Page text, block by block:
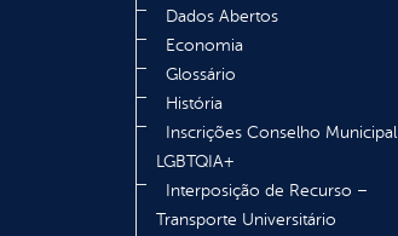
Dados Abertos
Economia
Glossário
História
Inscrições Conselho Municipal
LGBTQIA+
Interposição de Recurso –
Transporte Universitário